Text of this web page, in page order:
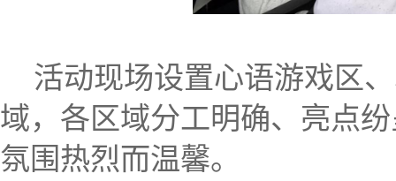
活动现场设置心语游戏区
域，各区域分工明确、亮点
氛围热烈而温馨。